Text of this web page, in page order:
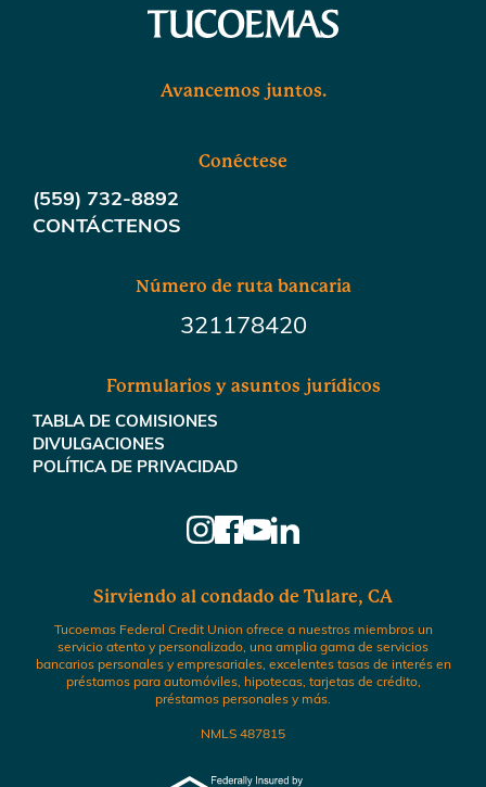
Avancemos juntos.
Conéctese
(559) 732-8892
CONTÁCTENOS
Número de ruta bancaria
321178420
Formularios y asuntos jurídicos
TABLA DE COMISIONES
DIVULGACIONES
POLÍTICA DE PRIVACIDAD
Sirviendo al condado de Tulare, CA
Tucoemas Federal Credit Union ofrece a nuestros miembros un
servicio atento y personalizado, una amplia gama de servicios
bancarios personales y empresariales, excelentes tasas de interés en
préstamos para automóviles, hipotecas, tarjetas de crédito,
préstamos personales y más.
NMLS 487815